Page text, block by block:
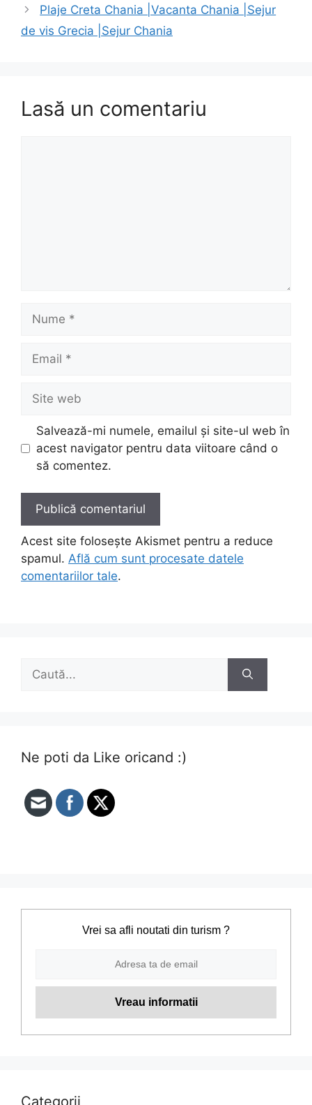
Plaje Creta Chania |Vacanta Chania |Sejur
de vis Grecia |Sejur Chania
Lasă un comentariu
Nume
Email
Site
web
Salvează-mi numele, emailul și site-ul web în
acest navigator pentru data viitoare când o
să comentez.
Acest site folosește Akismet pentru a reduce
spamul. Află cum sunt procesate datele
comentariilor tale.
Caută
Ne poti da Like oricand :)
Vrei sa afli noutati din turism ?
Categorii